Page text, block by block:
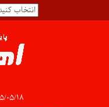
۱۴۰۵/